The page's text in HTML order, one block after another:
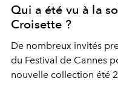
Qui a été vu à la
Croisette ?
De nombreux invités
du Festival de Cannes
nouvelle collection été